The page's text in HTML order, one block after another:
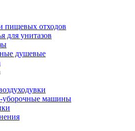
пищевых отходов
для унитазов
душевые
уборочные машины